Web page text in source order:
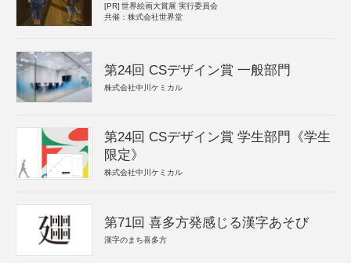
[PR] 世界絵画大賞展 実行委員会
共催：株式会社世界堂
第24回 CSデザイン賞 一般部門
株式会社中川ケミカル
第24回 CSデザイン賞 学生部門《学生
限定》
株式会社中川ケミカル
第71回 喜多方発感じる漢字あそび
漢字のまち喜多方